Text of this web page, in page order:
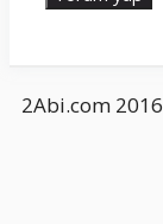
2Abi.com 2016